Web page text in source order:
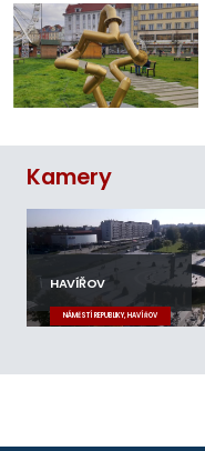
Kamery
HAVÍŘOV
NÁMĚSTÍ REPUBLIKY, HAVÍŘOV